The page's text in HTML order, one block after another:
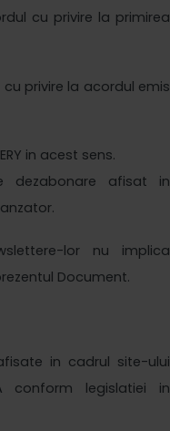
cu privire la primirea
privire la acordul emis
in acest sens.
dezabonare afisat in
lor nu implica
Document.
in cadrul site-ului
conform legislatiei in